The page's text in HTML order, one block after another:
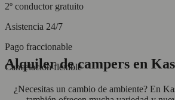
2º conductor gratuito
Asistencia 24/7
Pago fraccionable
Cancelación flexible
Alquiler de campers en
¿Necesitas un cambio de ambiente? En